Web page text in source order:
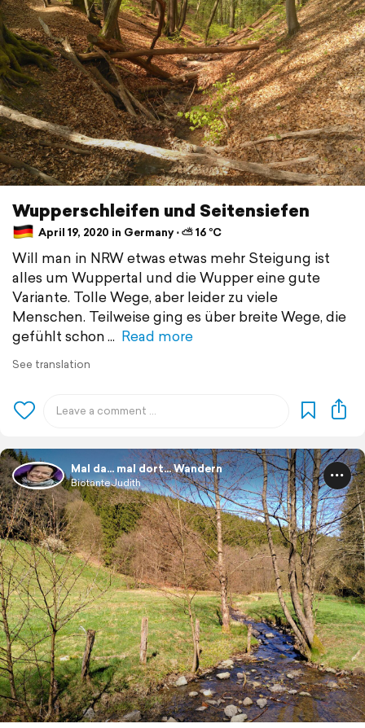
Wupperschleifen und Seitensiefen
April 19, 2020 in Germany ⋅ ⛅ 16 °C
Will man in NRW etwas etwas mehr Steigung ist
alles um Wuppertal und die Wupper eine gute
Variante. Tolle Wege, aber leider zu viele
Menschen. Teilweise ging es über breite Wege, die
gefühlt schon
Read more
See translation
Mal da... mal dort... Wandern
BiotanteJudith